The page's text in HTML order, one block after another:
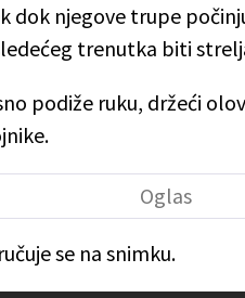
dok njegove trupe
trenutka biti
podiže ruku, držeći
se na snimku.